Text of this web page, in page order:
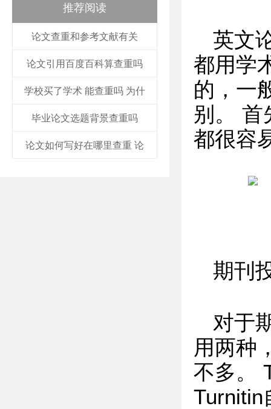
推荐阅读
论文查重和参考文献有关
论文引用百度百科算查重吗
学校买了学术 能查重吗 为什
毕业论文选题背景查重吗
论文如何写好在哪里查重 论
英文
都用学
的，一
别。 首
都很容
期刊
对于
用两种
不多。
Turnitin